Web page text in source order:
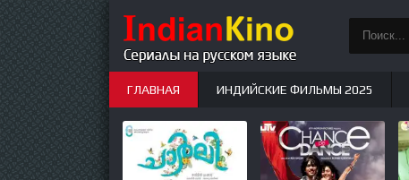
ГЛАВНАЯ ИНДИЙСКИЕ ФИЛЬМЫ 2025
ИНДИЙСКИЕ СЕРИАЛЫ НОВЫЕ